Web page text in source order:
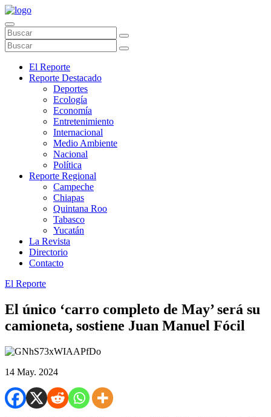
El Reporte
Reporte Destacado
Deportes
Ecología
Economía
Entretenimiento
Internacional
Medio Ambiente
Nacional
Política
Reporte Regional
Campeche
Chiapas
Quintana Roo
Tabasco
Yucatán
La Revista
Directorio
Contacto
El Reporte
El único ‘carro completo de May’ será su
camioneta, sostiene Juan Manuel Fócil
14 May. 2024